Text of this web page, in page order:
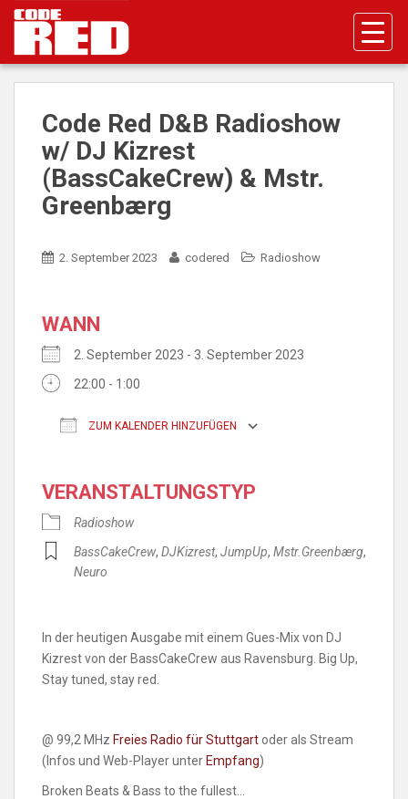
p
Code Red D&B Radioshow
w/ DJ Kizrest
(BassCakeCrew) & Mstr.
Greenbærg
2. September 2023 codered Radioshow
WANN
2. September 2023 - 3. September 2023
22:00 - 1:00
ZUM KALENDER HINZUFÜGEN
VERANSTALTUNGSTYP
Radioshow
BassCakeCrew, DJKizrest, JumpUp, Mstr.Greenbærg,
Neuro
In der heutigen Ausgabe mit einem Gues-Mix von DJ
Kizrest von der BassCakeCrew aus Ravensburg. Big Up,
Stay tuned, stay red.
@ 99,2 MHz Freies Radio für Stuttgart oder als Stream
(Infos und Web-Player unter Empfang)
Broken Beats & Bass to the fullest…